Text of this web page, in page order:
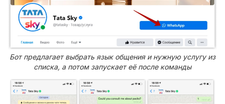
Бот предлагает выбрать язык общения и нужную услугу из
списка, а потом запускает её после команды